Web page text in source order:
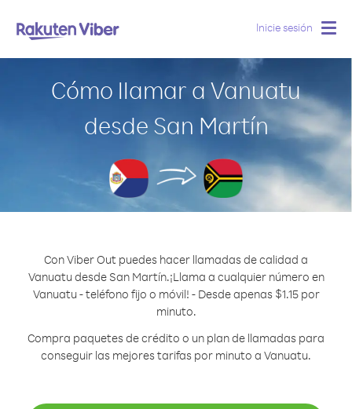
Inicie sesión
Cómo llamar a Vanuatu
desde San Martín
Con Viber Out puedes hacer llamadas de calidad a
Vanuatu desde San Martín.¡Llama a cualquier número en
Vanuatu - teléfono fijo o móvil! - Desde apenas $1.15 por
minuto.
Compra paquetes de crédito o un plan de llamadas para
conseguir las mejores tarifas por minuto a Vanuatu.